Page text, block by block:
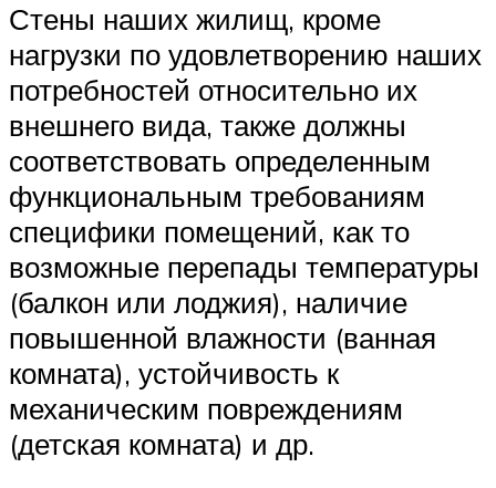
Стены наших жилищ, кроме
нагрузки по удовлетворению наших
потребностей относительно их
внешнего вида, также должны
соответствовать определенным
функциональным требованиям
специфики помещений, как то
возможные перепады температуры
(балкон или лоджия), наличие
повышенной влажности (ванная
комната), устойчивость к
механическим повреждениям
(детская комната) и др.